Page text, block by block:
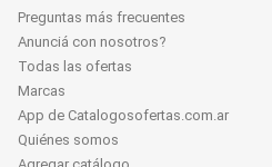
Preguntas más frecuentes
Anunciá con nosotros?
Todas las ofertas
Marcas
App de Catalogosofertas.com.ar
Quiénes somos